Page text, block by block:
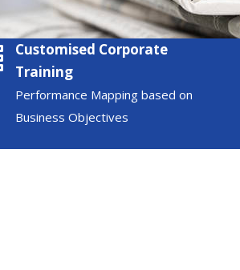
Customised Corporate
Training
Performance Mapping based on
Business Objectives